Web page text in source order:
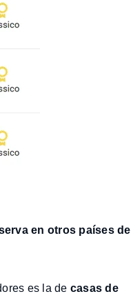
en otros países de
es la de casas de